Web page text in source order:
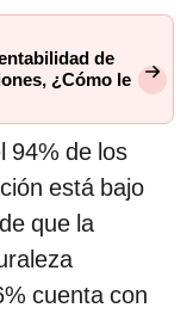
de
¿Cómo le
94% de los
está bajo
que la
cuenta con